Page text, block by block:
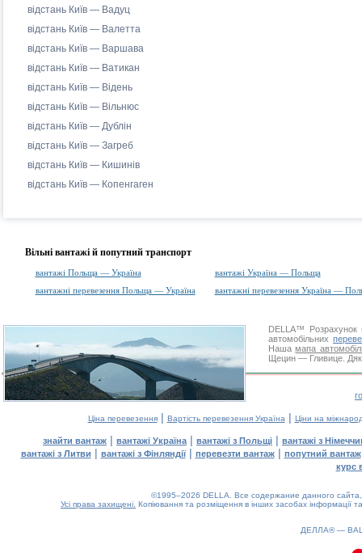
відстань Київ — Вадуц
відстань Київ — Валетта
відстань Київ — Варшава
відстань Київ — Ватикан
відстань Київ — Відень
відстань Київ — Вільнюс
відстань Київ — Дублін
відстань Київ — Загреб
відстань Київ — Кишинів
відстань Київ — Копенгаген
Вільні вантажі й попутний транспорт
вантажі Польща — Україна
вантажі Україна — Польща
вантажні перевезення Польща — Україна
вантажні перевезення Україна —
DELLA™
Розрахунок
автомобільних
Нашамапа
Щецин — Гливице.
Ціна перевезення| Вартість перевезення Україна | Ціни на
знайти вантаж | вантажі Україна | вантажі з Польщі | вантажі з
вантажі з Литви | вантажі з Фінляндії| перевезти вантаж| попутний вантаж
курс
©1995–2026 DELLA. Все содержание данного
Усі права захищені. Копіювання та розміщення в інших засобах інформації
ДЕЛЛА® —